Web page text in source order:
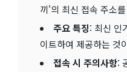
끼'의 최신 접속 주소
주요 특징: 최신 인
이트하여 제공하는 것
접속 시 주의사항: